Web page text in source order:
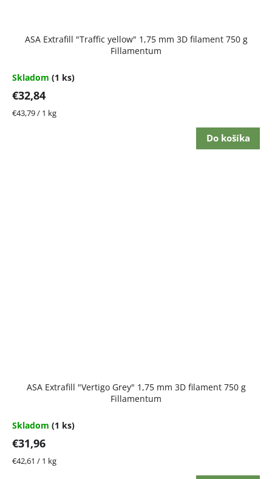
ASA Extrafill "Traffic yellow" 1,75 mm 3D filament 750 g
Fillamentum
Skladom (1 ks)
€32,84
Jednotková
€43,79 / 1 kg
Do košíka
ASA Extrafill "Vertigo Grey" 1,75 mm 3D filament 750 g
Fillamentum
Skladom (1 ks)
€31,96
Jednotková
€42,61 / 1 kg